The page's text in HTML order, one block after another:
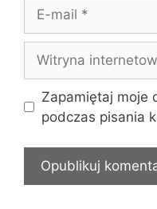
mail
internetowa
Zapamiętaj moje
podczas pisania